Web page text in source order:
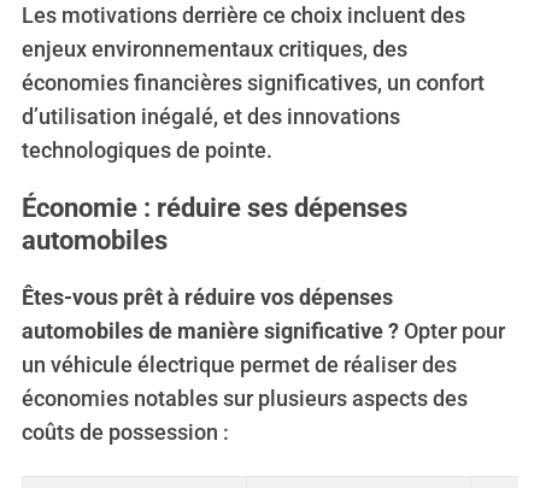
Les motivations derrière ce choix incluent des
enjeux environnementaux critiques, des
économies financières significatives, un confort
d’utilisation inégalé, et des innovations
technologiques de pointe.
Économie : réduire ses dépenses
automobiles
Êtes-vous prêt à réduire vos dépenses
automobiles de manière significative ?Opter pour
un véhicule électrique permet de réaliser des
économies notables sur plusieurs aspects des
coûts de possession :